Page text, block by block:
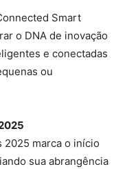
Smart
o DNA de inovação
e conectadas
ou
2025 marca o início
sua abrangência